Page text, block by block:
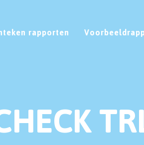
rapporten